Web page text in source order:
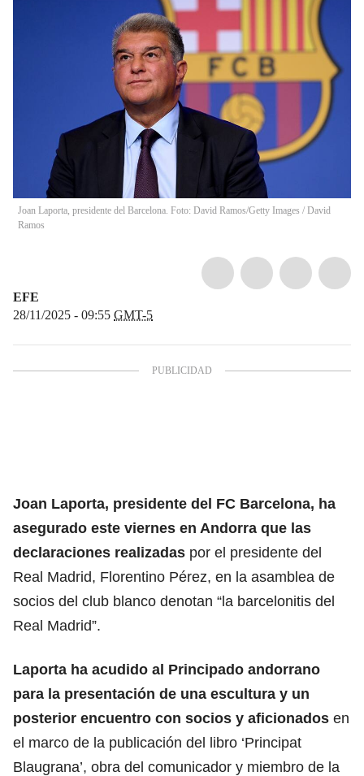
Joan Laporta, presidente del Barcelona. Foto: David Ramos/Getty Images / David
Ramos
EFE
28/11/2025 - 09:55 GMT-5
Joan Laporta, presidente del FC Barcelona, ha
asegurado este viernes en Andorra que las
declaraciones realizadas por el presidente del
Real Madrid, Florentino Pérez, en la asamblea de
socios del club blanco denotan “la barcelonitis del
Real Madrid”.
Laporta ha acudido al Principado andorrano
para la presentación de una escultura y un
posterior encuentro con socios y aficionados en
el marco de la publicación del libro ‘Principat
Blaugrana’, obra del comunicador y miembro de la